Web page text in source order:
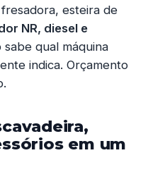
esteira de
NR, diesel e
sabe qual máquina
indica. Orçamento
em um